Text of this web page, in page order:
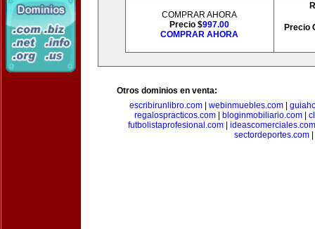
COMPRAR AHORA
Precio $997.00
COMPRAR AHORA
Precio
Otros dominios en venta:
escribirunlibro.com| webinmuebles.com|
regalospracticos.com| bloginmobiliario.com|
futbolistaprofesional.com
ideascomerciales.com
sectordeportes.com|